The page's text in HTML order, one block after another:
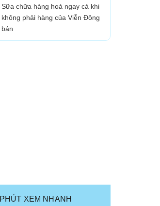
Sữa chữa hàng hoá ngay cả khi
không phải hàng của Viễn Đông
bán
XEM NHANH